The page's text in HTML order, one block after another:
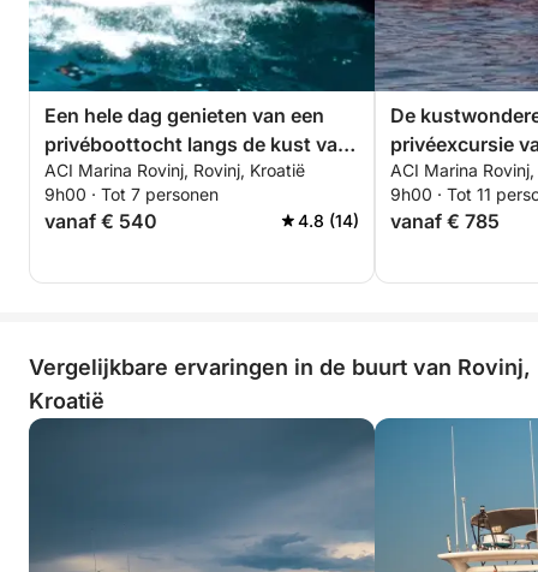
prachtige kustlijn van Kroatië en creëer
onvergetelijke herinneringen op het water!
Een hele dag genieten van een
privéboottocht langs de kust van
Istrië
ACI Marina Rovinj, Rovinj, Kroatië
9h00 · Tot 7 personen
vanaf € 540 4.8 (14)
De
privéexcursie
ACI Marina
9h00 · Tot 11
vanaf € 785
Vergelijkbare ervaringen in de buurt van Rovinj,
Kroatië